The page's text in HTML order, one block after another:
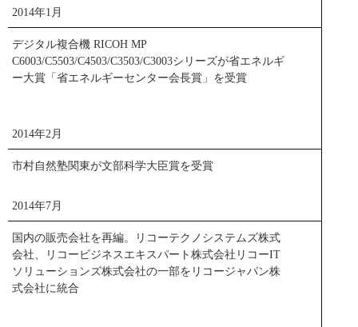
2013年10月
全天球イメージを撮影可能な世界初*の画像
切るだけで撮影者を取り囲む全天球イメージを撮影するこ
とができる世界初*の画像インプットデバイス。独自開発の
超小型二眼屈曲光学系を採用することにより上下を含む真
の全天球画像の撮影を可能にし、撮影者の意図や予測を超
えた光景、斬新な全天球画像を世界の人たちと共有する楽
しさを体感することができます。
2014年1月
デジタル複合機 RICOH MP
C6003/C5503/C4503/C3503/C3003シリーズが省エネルギ
ー大賞「省エネルギーセンター会長賞」を受賞
2014年2月
市村自然塾関東が文部科学大臣賞を受賞
2014年7月
国内の販売会社を再編。リコーテクノシステムズ株式
会社、リコービジネスエキスパート株式会社リコーIT
ソリューションズ株式会社の一部をリコージャパン株
式会社に統合